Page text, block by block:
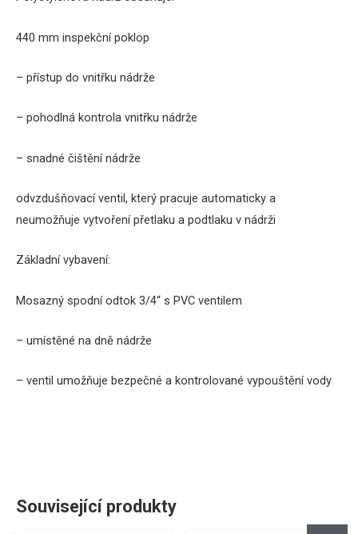
440 mm inspekční poklop
– přístup do vnitřku nádrže
– pohodlná kontrola vnitřku nádrže
– snadné čištění nádrže
odvzdušňovací ventil, který pracuje automaticky a
neumožňuje vytvoření přetlaku a podtlaku v nádrži
Základní vybavení:
Mosazný spodní odtok 3/4“ s PVC ventilem
– umístěné na dně nádrže
– ventil umožňuje bezpečné a kontrolované vypouštění vody
Související produkty